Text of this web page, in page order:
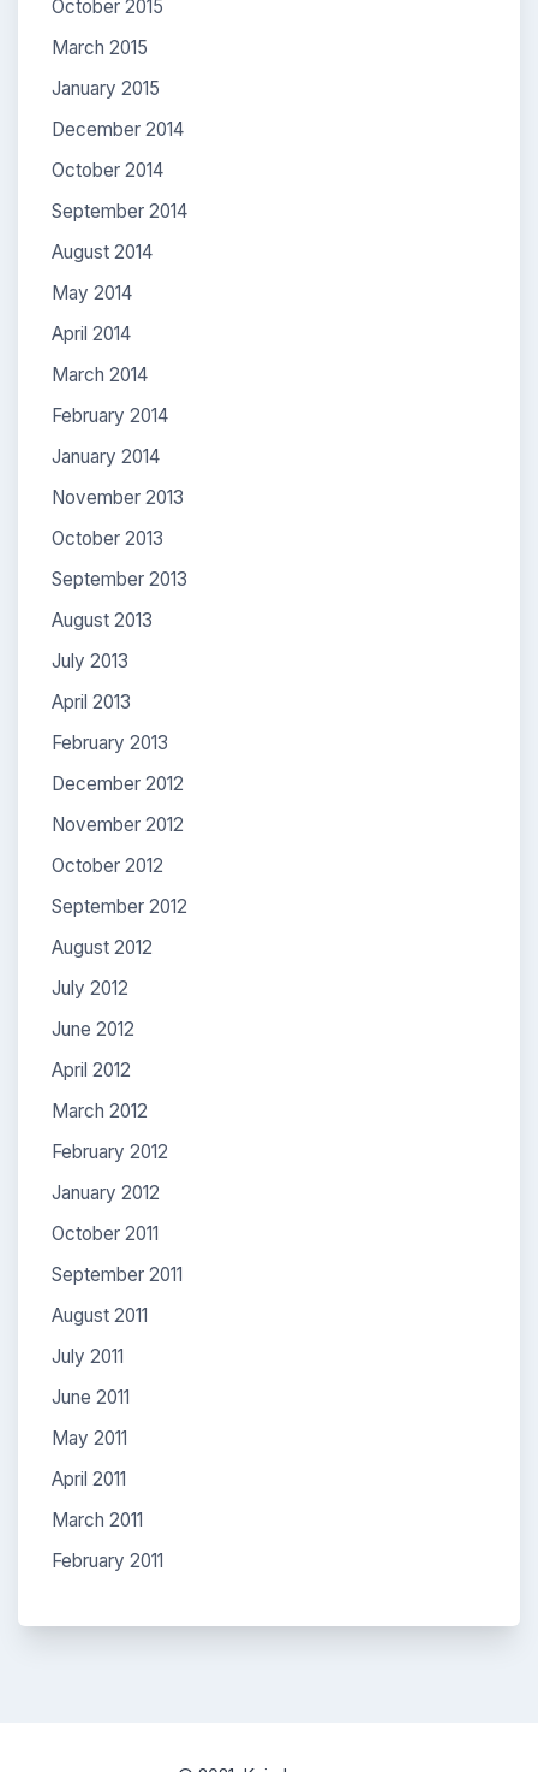
October 2015
March 2015
January 2015
December 2014
October 2014
September 2014
August 2014
May 2014
April 2014
March 2014
February 2014
January 2014
November 2013
October 2013
September 2013
August 2013
July 2013
April 2013
February 2013
December 2012
November 2012
October 2012
September 2012
August 2012
July 2012
June 2012
April 2012
March 2012
February 2012
January 2012
October 2011
September 2011
August 2011
July 2011
June 2011
May 2011
April 2011
March 2011
February 2011